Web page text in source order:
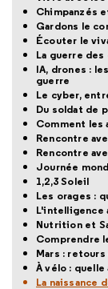
Chimpanzés
Gardons le
Écouter le
La guerre
IA, drones :
guerre
Le cyber,
Du soldat de
Comment les
Rencontre
Rencontre
Journée
1,2,3 Soleil
Les orages :
Nutrition et
Comprendre
Mars :
À vélo :
La naissance